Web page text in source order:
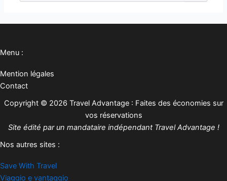
Menu :
Mention légales
Contact
Copyright © 2026 Travel Advantage : Faites des économies sur
vos réservations
Site édité par un mandataire indépendant Travel Advantage !
Nos autres sites :
Save With Travel
Viaggio e vantaggio